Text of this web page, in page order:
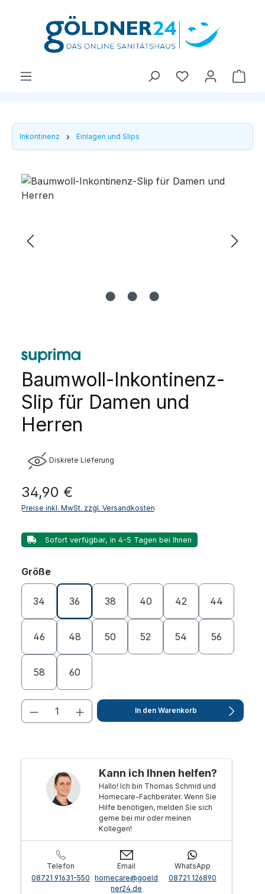
Zum Hauptinhalt springen
Inkontinenz Einlagen und Slips
Bildergalerie überspringen
Baumwoll-Inkontinenz-
Slip für Damen und
Herren
Diskrete Lieferung
Regulärer Preis:
34,90 €
Preise inkl. MwSt. zzgl. Versandkosten
Sofort verfügbar, in 4-5 Tagen bei Ihnen
Größeauswählen
34 36 38 40 42 44
46 48 50 52 54 56
58 60
In den Warenkorb
Kann ich Ihnen helfen?
Hallo! Ich bin Thomas Schmid und
Homecare-Fachberater. Wenn Sie
Hilfe benötigen, melden Sie sich
gerne bei mir oder meinen
Kollegen!
Telefon
08721 91631-550
Email
homecare@goeld
ner24.de
WhatsApp
08721 126890